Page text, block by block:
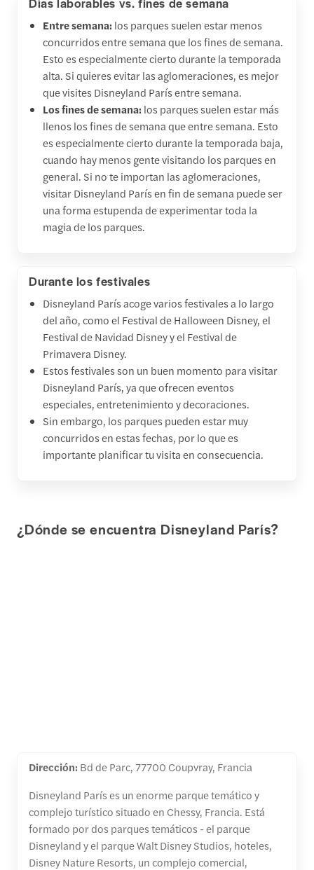
Entre semana: los parques suelen estar menos
concurridos entre semana que los fines de semana.
Esto es especialmente cierto durante la temporada
alta. Si quieres evitar las aglomeraciones, es mejor
que visites Disneyland París entre semana.
Los fines de semana: los parques suelen estar más
llenos los fines de semana que entre semana. Esto
es especialmente cierto durante la temporada baja,
cuando hay menos gente visitando los parques en
general. Si no te importan las aglomeraciones,
visitar Disneyland París en fin de semana puede ser
una forma estupenda de experimentar toda la
magia de los parques.
Durante los festivales
Disneyland París acoge varios festivales a lo largo
del año, como el Festival de Halloween Disney, el
Festival de Navidad Disney y el Festival de
Primavera Disney.
Estos festivales son un buen momento para visitar
Disneyland París, ya que ofrecen eventos
especiales, entretenimiento y decoraciones.
Sin embargo, los parques pueden estar muy
concurridos en estas fechas, por lo que es
importante planificar tu visita en consecuencia.
¿Dónde se encuentra Disneyland París?
Dirección: Bd de Parc, 77700 Coupvray, Francia
Disneyland París es un enorme parque temático y
complejo turístico situado en Chessy, Francia. Está
formado por dos parques temáticos - el parque
Disneyland y el parque Walt Disney Studios, hoteles,
Disney Nature Resorts, un complejo comercial,